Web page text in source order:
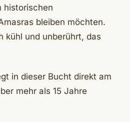
historischen
bleiben möchten.
kühl und unberührt, das
in dieser Bucht direkt am
mehr als 15 Jahre